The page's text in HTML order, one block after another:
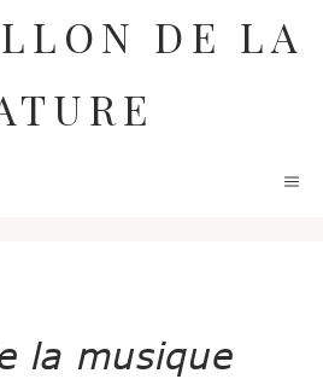
DE LA
la musique